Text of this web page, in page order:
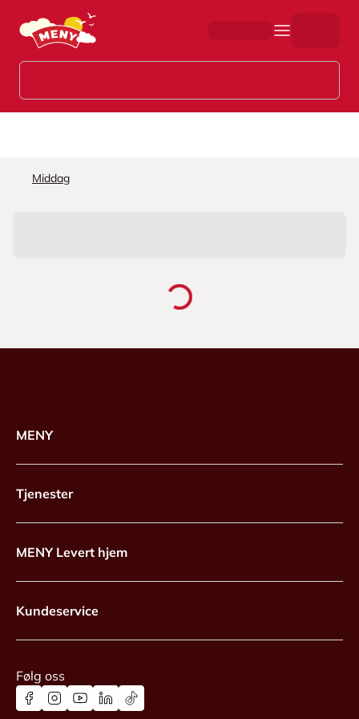
Hopp til hovedinnhold
Middag
MENY
Tjenester
MENY Levert hjem
Kundeservice
Følg oss